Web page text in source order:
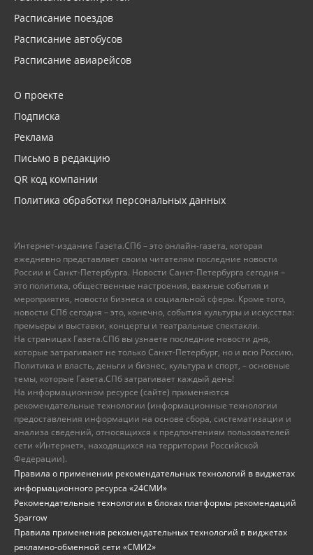
Расписание поездов
Расписание автобусов
Расписание авиарейсов
О проекте
Подписка
Реклама
Письмо в редакцию
QR код компании
Политика обработки персональных данных
Интернет-издание Газета.СПб – это онлайн-газета, которая
ежедневно представляет своим читателям последние новости
России и Санкт-Петербурга. Новости Санкт-Петербурга сегодня –
это политика, общественные настроения, важные события и
мероприятия, новости бизнеса и социальной сферы. Кроме того,
новости СПб сегодня – это, конечно, события культуры и искусства:
премьеры и выставки, концерты и театральные спектакли.
На страницах Газета.СПб вы узнаете последние новости дня,
которые затрагивают не только Санкт-Петербург, но и всю Россию.
Политика и власть, деньги и бизнес, культура и спорт, – основные
темы, которые Газета.СПб затрагивает каждый день!
На информационном ресурсе (сайте) применяются
рекомендательные технологии (информационные технологии
предоставления информации на основе сбора, систематизации и
анализа сведений, относящихся к предпочтениям пользователей
сети «Интернет», находящихся на территории Российской
Федерации).
Правила о применении рекомендательных технологий в виджетах
информационного ресурса «24СМИ»
Рекомендательные технологии в блоках платформы рекомендаций
Sparrow
Правила применения рекомендательных технологий в виджетах
рекламно-обменной сети «СМИ2»